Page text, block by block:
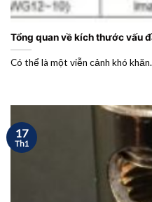
Tổng quan về kích thước vấu
Có thể là một viễn cảnh khó
17
Th1